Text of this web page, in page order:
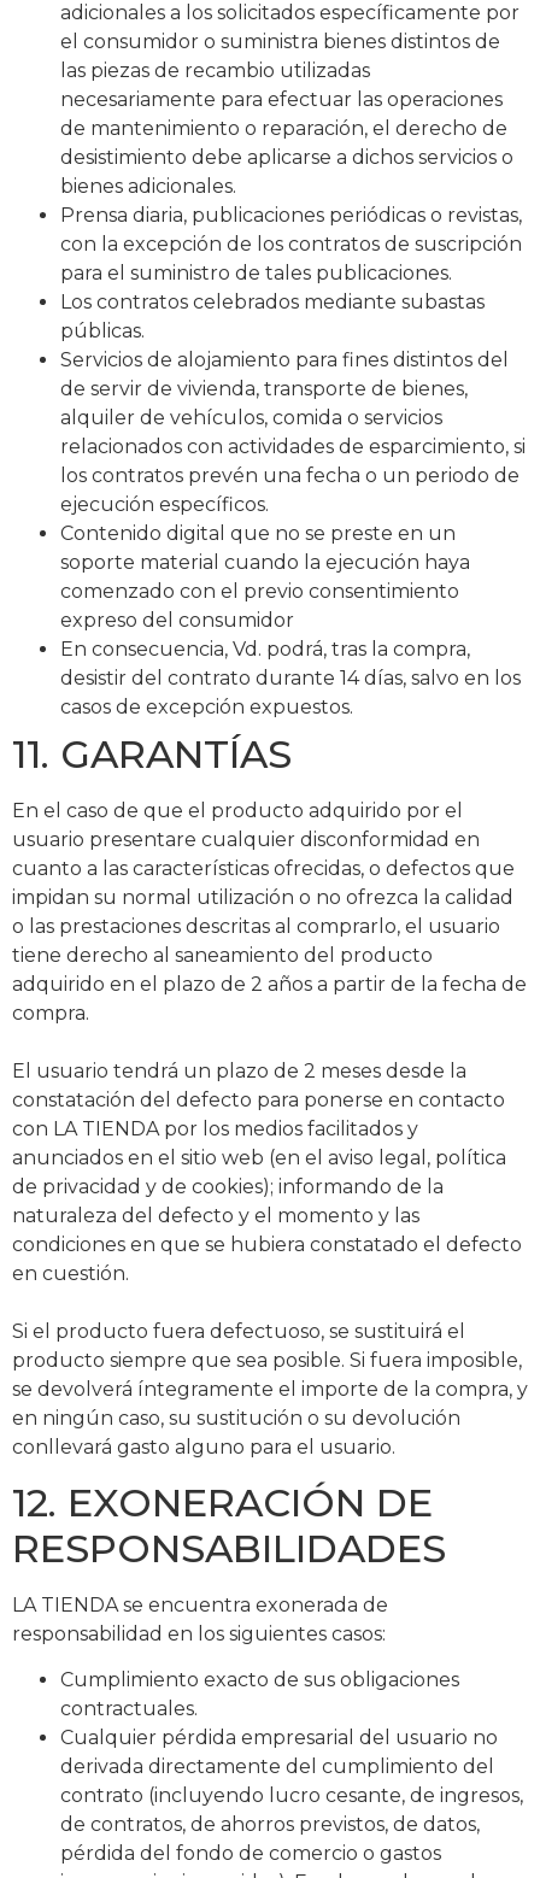
adicionales a los solicitados específicamente por
el consumidor o suministra bienes distintos de
las piezas de recambio utilizadas
necesariamente para efectuar las operaciones
de mantenimiento o reparación, el derecho de
desistimiento debe aplicarse a dichos servicios o
bienes adicionales.
Prensa diaria, publicaciones periódicas o revistas,
con la excepción de los contratos de suscripción
para el suministro de tales publicaciones.
Los contratos celebrados mediante subastas
públicas.
Servicios de alojamiento para fines distintos del
de servir de vivienda, transporte de bienes,
alquiler de vehículos, comida o servicios
relacionados con actividades de esparcimiento, si
los contratos prevén una fecha o un periodo de
ejecución específicos.
Contenido digital que no se preste en un
soporte material cuando la ejecución haya
comenzado con el previo consentimiento
expreso del consumidor
En consecuencia, Vd. podrá, tras la compra,
desistir del contrato durante 14 días, salvo en los
casos de excepción expuestos.
11. GARANTÍAS
En el caso de que el producto adquirido por el
usuario presentare cualquier disconformidad en
cuanto a las características ofrecidas, o defectos que
impidan su normal utilización o no ofrezca la calidad
o las prestaciones descritas al comprarlo, el usuario
tiene derecho al saneamiento del producto
adquirido en el plazo de 2 años a partir de la fecha de
compra.
El usuario tendrá un plazo de 2 meses desde la
constatación del defecto para ponerse en contacto
con LA TIENDA por los medios facilitados y
anunciados en el sitio web (en el aviso legal, política
de privacidad y de cookies); informando de la
naturaleza del defecto y el momento y las
condiciones en que se hubiera constatado el defecto
en cuestión.
Si el producto fuera defectuoso, se sustituirá el
producto siempre que sea posible. Si fuera imposible,
se devolverá íntegramente el importe de la compra, y
en ningún caso, su sustitución o su devolución
conllevará gasto alguno para el usuario.
12. EXONERACIÓN DE
RESPONSABILIDADES
LA TIENDA se encuentra exonerada de
responsabilidad en los siguientes casos:
Cumplimiento exacto de sus obligaciones
contractuales.
Cualquier pérdida empresarial del usuario no
derivada directamente del cumplimiento del
contrato (incluyendo lucro cesante, de ingresos,
de contratos, de ahorros previstos, de datos,
pérdida del fondo de comercio o gastos